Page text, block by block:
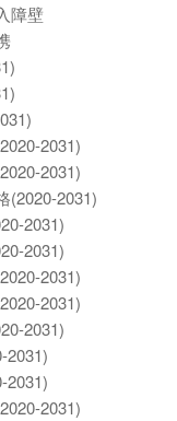
障壁
2031)
2031)
(2020-2031)
2031)
2031)
2031)
2031)
2031)
2031)
2031)
2031)